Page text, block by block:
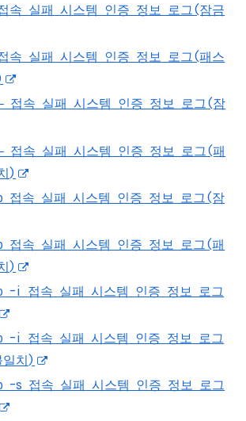
속 실패 시스템 인증 정보 로그(잠금
속 실패 시스템 인증 정보 로그(패스
– 접속 실패 시스템 인증 정보 로그(잠
접속 실패 시스템 인증 정보 로그(패
)
접속 실패 시스템 인증 정보 로그(잠
접속 실패 시스템 인증 정보 로그(패
)
-i 접속 실패 시스템 인증 정보 로그
-i 접속 실패 시스템 인증 정보 로그
치)
-s 접속 실패 시스템 인증 정보 로그